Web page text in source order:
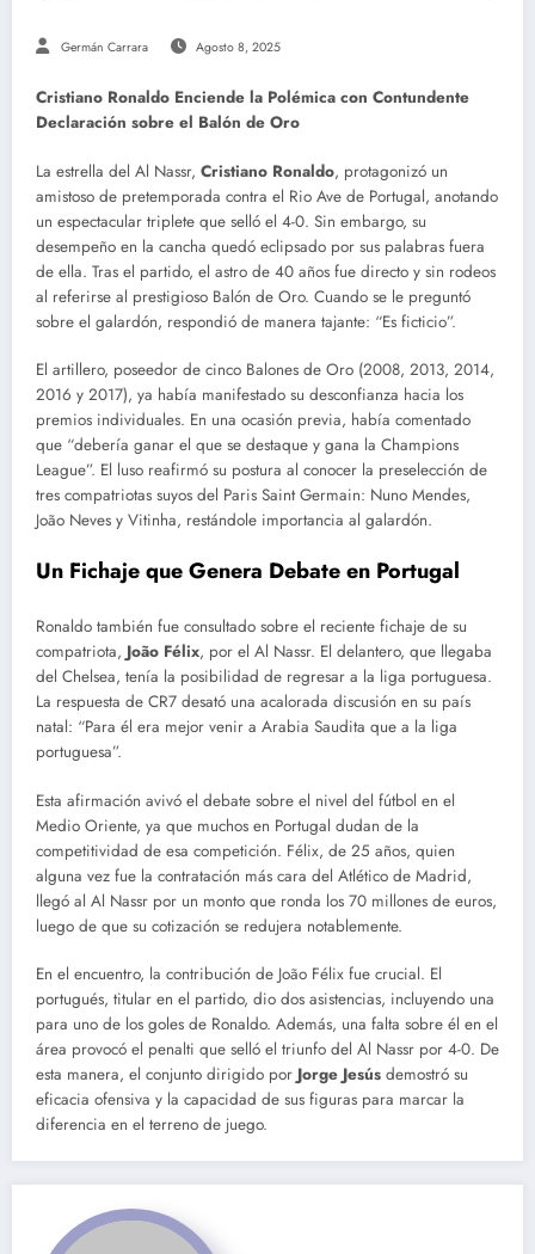
Germán Carrara Agosto 8, 2025
Cristiano Ronaldo Enciende la Polémica con Contundente
Declaración sobre el Balón de Oro
La estrella del Al Nassr, Cristiano Ronaldo, protagonizó un
amistoso de pretemporada contra el Rio Ave de Portugal, anotando
un espectacular triplete que selló el 4-0. Sin embargo, su
desempeño en la cancha quedó eclipsado por sus palabras fuera
de ella. Tras el partido, el astro de 40 años fue directo y sin rodeos
al referirse al prestigioso Balón de Oro. Cuando se le preguntó
sobre el galardón, respondió de manera tajante: “Es ficticio”.
El artillero, poseedor de cinco Balones de Oro (2008, 2013, 2014,
2016 y 2017), ya había manifestado su desconfianza hacia los
premios individuales. En una ocasión previa, había comentado
que “debería ganar el que se destaque y gana la Champions
League”. El luso reafirmó su postura al conocer la preselección de
tres compatriotas suyos del Paris Saint Germain: Nuno Mendes,
João Neves y Vitinha, restándole importancia al galardón.
Un Fichaje que Genera Debate en Portugal
Ronaldo también fue consultado sobre el reciente fichaje de su
compatriota, João Félix, por el Al Nassr. El delantero, que llegaba
del Chelsea, tenía la posibilidad de regresar a la liga portuguesa.
La respuesta de CR7 desató una acalorada discusión en su país
natal: “Para él era mejor venir a Arabia Saudita que a la liga
portuguesa”.
Esta afirmación avivó el debate sobre el nivel del fútbol en el
Medio Oriente, ya que muchos en Portugal dudan de la
competitividad de esa competición. Félix, de 25 años, quien
alguna vez fue la contratación más cara del Atlético de Madrid,
llegó al Al Nassr por un monto que ronda los 70 millones de euros,
luego de que su cotización se redujera notablemente.
En el encuentro, la contribución de João Félix fue crucial. El
portugués, titular en el partido, dio dos asistencias, incluyendo una
para uno de los goles de Ronaldo. Además, una falta sobre él en el
área provocó el penalti que selló el triunfo del Al Nassr por 4-0. De
esta manera, el conjunto dirigido por Jorge Jesús demostró su
eficacia ofensiva y la capacidad de sus figuras para marcar la
diferencia en el terreno de juego.